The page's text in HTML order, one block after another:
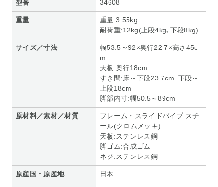
型番 34608
重量
重量:3.55kg
耐荷重:12kg(上段4kg､下段8kg)
サイズ／寸法
幅53.5～92×奥行22.7×高さ45c
m
天板:奥行18cm
すき間:床～下段23.7cm･下段～
上段18cm
脚部内寸:幅50.5～89cm
原材料／素材／材質
フレーム・スライドパイプ:スチ
ール(クロムメッキ)
天板:ステンレス鋼
脚ゴム:合成ゴム
ネジ:ステンレス鋼
原産国・原産地 日本